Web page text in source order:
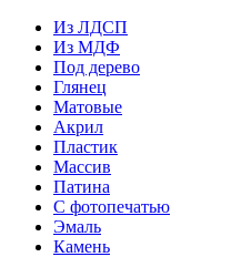
Из ЛДСП
Из МДФ
Под дерево
Глянец
Матовые
Акрил
Пластик
Массив
Патина
С фотопечатью
Эмаль
Камень